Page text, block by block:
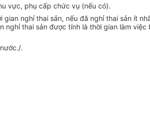
vực, phụ cấp chức vụ (nếu có).
nghỉ thai sản, nếu đã nghỉ thai sản ít
thai sản được tính là thời gian làm
.